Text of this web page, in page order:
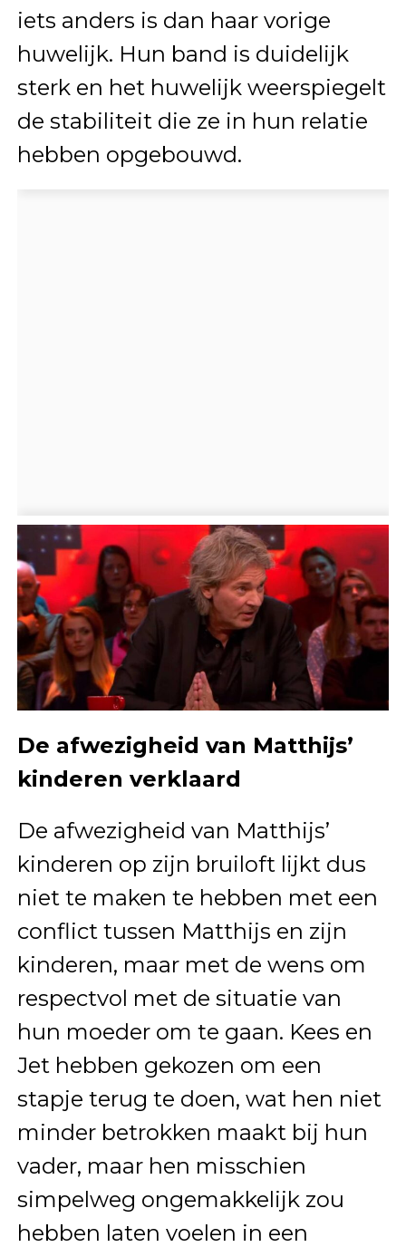
iets anders is dan haar vorige
huwelijk. Hun band is duidelijk
sterk en het huwelijk weerspiegelt
de stabiliteit die ze in hun relatie
hebben opgebouwd.
De afwezigheid van Matthijs’
kinderen verklaard
De afwezigheid van Matthijs’
kinderen op zijn bruiloft lijkt dus
niet te maken te hebben met een
conflict tussen Matthijs en zijn
kinderen, maar met de wens om
respectvol met de situatie van
hun moeder om te gaan. Kees en
Jet hebben gekozen om een
stapje terug te doen, wat hen niet
minder betrokken maakt bij hun
vader, maar hen misschien
simpelweg ongemakkelijk zou
hebben laten voelen in een